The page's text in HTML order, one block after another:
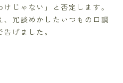
けじゃない」と否定します。
、冗談めかしたいつもの口調
げました。